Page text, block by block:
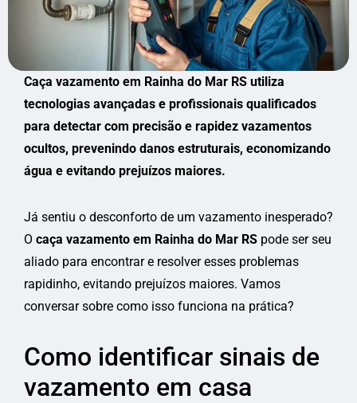
Caça vazamento em Rainha do Mar RS utiliza
tecnologias avançadas e profissionais qualificados
para detectar com precisão e rapidez vazamentos
ocultos, prevenindo danos estruturais, economizando
água e evitando prejuízos maiores.
Já sentiu o desconforto de um vazamento inesperado?
O caça vazamento em Rainha do Mar RS pode ser seu
aliado para encontrar e resolver esses problemas
rapidinho, evitando prejuízos maiores. Vamos
conversar sobre como isso funciona na prática?
Como identificar sinais de
vazamento em casa